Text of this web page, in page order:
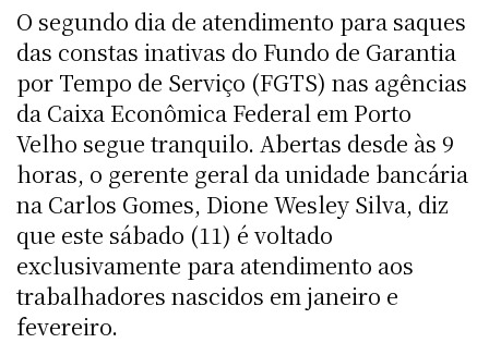
O segundo dia de atendimento para saques
das constas inativas do Fundo de Garantia
por Tempo de Serviço (FGTS) nas agências
da Caixa Econômica Federal em Porto
Velho segue tranquilo. Abertas desde às 9
horas, o gerente geral da unidade bancária
na Carlos Gomes, Dione Wesley Silva, diz
que este sábado (11) é voltado
exclusivamente para atendimento aos
trabalhadores nascidos em janeiro e
fevereiro.